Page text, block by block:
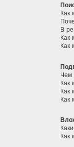
Как
В
Как
Как
Чем
Как
Как
Как
Как